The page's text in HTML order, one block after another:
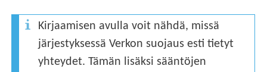
Kirjaamisen avulla voit nähdä, missä
järjestyksessä Verkon suojaus esti tietyt
yhteydet. Tämän lisäksi sääntöjen